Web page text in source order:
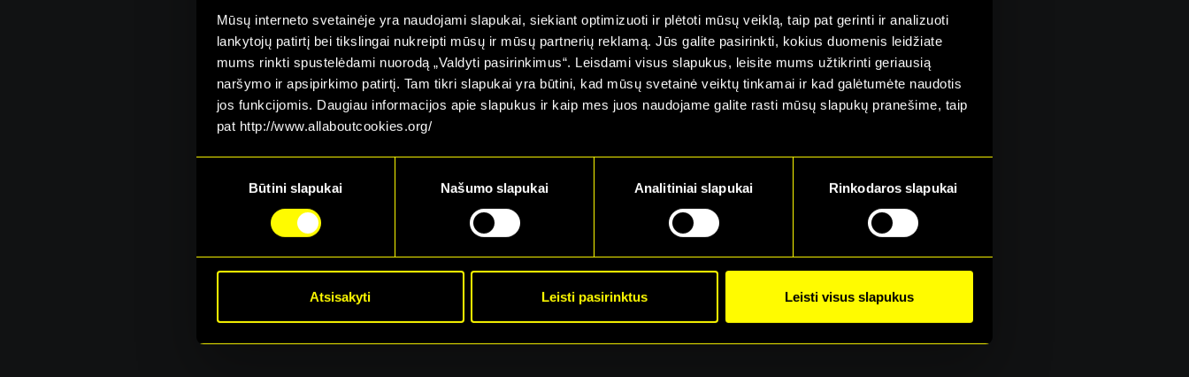
Mūsų interneto svetainėje yra naudojami slapukai, siekiant optimizuoti ir plėtoti mūsų veiklą, taip pat gerinti ir analizuoti
lankytojų patirtį bei tikslingai nukreipti mūsų ir mūsų partnerių reklamą. Jūs galite pasirinkti, kokius duomenis leidžiate
mums rinkti spustelėdami nuorodą „Valdyti pasirinkimus“. Leisdami visus slapukus, leisite mums užtikrinti geriausią
naršymo ir apsipirkimo patirtį. Tam tikri slapukai yra būtini, kad mūsų svetainė veiktų tinkamai ir kad galėtumėte naudotis
jos funkcijomis. Daugiau informacijos apie slapukus ir kaip mes juos naudojame galite rasti mūsų slapukų pranešime, taip
pat http://www.allaboutcookies.org/
Būtini slapukai Našumo slapukai Analitiniai slapukai Rinkodaros slapukai
Atsisakyti Leisti pasirinktus Leisti visus slapukus
69€ 69€